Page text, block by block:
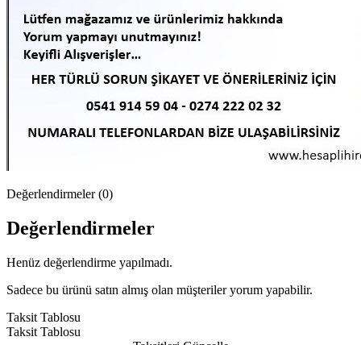
Değerlendirmeler (0)
Değerlendirmeler
Henüz değerlendirme yapılmadı.
Sadece bu ürünü satın almış olan müşteriler yorum yapabilir.
Taksit Tablosu
Taksit Tablosu